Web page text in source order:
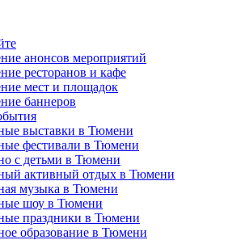
анонсов мероприятий
ресторанов и кафе
мест и площадок
баннеров
выставки в Тюмени
фестивали в Тюмени
с детьми в Тюмени
активный отдых в Тюмени
музыка в Тюмени
шоу в Тюмени
праздники в Тюмени
образование в Тюмени